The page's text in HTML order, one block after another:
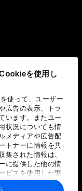
を使用し
使って、ユーザー
広告の表示、トラ
います。またユー
状況についても情
メディアや広告配
トナーに情報を共
集された情報は、
に提供した他の情
ビスを使用した際
合わされ、各パー